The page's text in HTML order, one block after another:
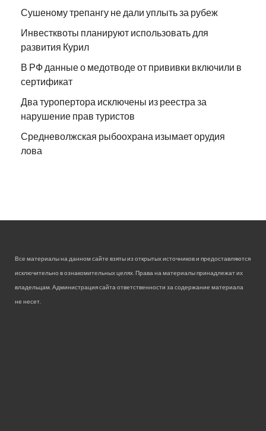
Сушеному трепангу не дали уплыть за рубеж
Инвестквоты планируют использовать для
развития Курил
В РФ данные о медотводе от прививки включили в
сертификат
Два туропертора исключены из реестра за
нарушение прав туристов
Средневолжская рыбоохрана изымает орудия
лова
Все материалы на данном сайте взяты из открытых источников и предоставляются
исключительно в ознакомительных целях. Права на материалы принадлежат их
владельцам. Администрация сайта ответственности за содержание материала
не несет.